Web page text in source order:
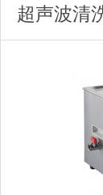
超声波清